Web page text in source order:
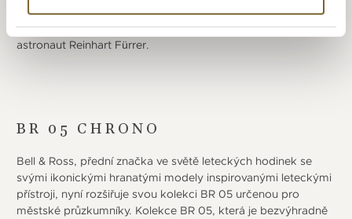
obrany a s armádou (hlavně letectvo). Hodinky této firmy
byly i ve vesmíru, měl je v průběhu mise „Spacelab“ německý
astronaut Reinhart Fürrer.
BR 05 CHRONO
Bell & Ross, přední značka ve světě leteckých hodinek se
svými ikonickými hranatými modely inspirovanými leteckými
přístroji, nyní rozšiřuje svou kolekci BR 05 určenou pro
městské průzkumníky. Kolekce BR 05, která je bezvýhradně